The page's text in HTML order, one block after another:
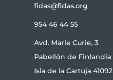
fidas@fidas.org
954 46 44 55
Avd. Marie Curie, 3
Pabellón de Finlandia
Isla de la Cartuja 41092